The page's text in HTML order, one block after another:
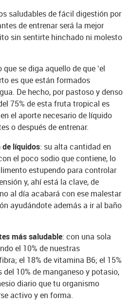
saludables de fácil digestión por
de entrenar será la mejor
sin sentirte hinchado ni molesto
se diga aquello de que ‘el
es que están formados
De hecho, por pastoso y denso
75% de esta fruta tropical es
el aporte necesario de líquido
o después de entrenar.
líquidos: su alta cantidad en
el poco sodio que contiene, lo
estupendo para controlar
y, ahí está la clave, de
al día acabará con ese malestar
ayudándote además a ir al baño
más saludable: con una sola
el 10% de nuestras
el 18% de vitamina B6; el 15%
10% de manganeso y potasio,
diario que tu organismo
activo y en forma.